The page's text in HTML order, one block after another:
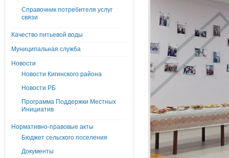
Справочник потребителя услуг
связи
Качество питьевой воды
Муниципальная служба
Новости
Новости Кигинского района
Новости РБ
Программа Поддержки Местных
Инициатив
Нормативно-правовые акты
Бюджет сельского поселения
Документы